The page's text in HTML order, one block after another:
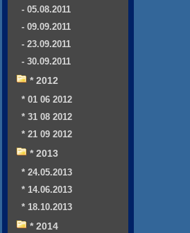
- 05.08.2011
- 09.09.2011
- 23.09.2011
- 30.09.2011
* 2012
* 01 06 2012
* 31 08 2012
* 21 09 2012
* 2013
* 24.05.2013
* 14.06.2013
* 18.10.2013
* 2014